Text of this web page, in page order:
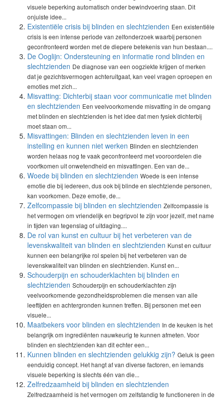
visuele beperking automatisch onder bewindvoering staan. Dit
onjuiste idee...
Existentiële crisis bij blinden en slechtzienden Een existentiële
crisis is een intense periode van zelfonderzoek waarbij personen
geconfronteerd worden met de diepere betekenis van hun bestaan....
De Ooglijn: Ondersteuning en informatie rond blinden en
slechtzienden De diagnose van een oogziekte krijgen of merken
dat je gezichtsvermogen achteruitgaat, kan veel vragen oproepen en
emoties met zich...
Misvatting: Dichterbij staan voor communicatie met blinden
en slechtzienden Een veelvoorkomende misvatting in de omgang
met blinden en slechtzienden is het idee dat men fysiek dichterbij
moet staan om...
Misvattingen: Blinden en slechtzienden leven in een
instelling en kunnen niet werken Blinden en slechtzienden
worden helaas nog te vaak geconfronteerd met vooroordelen die
voortkomen uit onwetendheid en misvattingen. Een van de...
Woede bij blinden en slechtzienden Woede is een intense
emotie die bij iedereen, dus ook bij blinde en slechtziende personen,
kan voorkomen. Deze emotie, de...
Zelfcompassie bij blinden en slechtzienden Zelfcompassie is
het vermogen om vriendelijk en begripvol te zijn voor jezelf, met name
in tijden van tegenslag of uitdaging....
De rol van kunst en cultuur bij het verbeteren van de
levenskwaliteit van blinden en slechtzienden Kunst en cultuur
kunnen een belangrijke rol spelen bij het verbeteren van de
levenskwaliteit van blinden en slechtzienden. Kunst en...
Schouderpijn en schouderklachten bij blinden en
slechtzienden Schouderpijn en schouderklachten zijn
veelvoorkomende gezondheidsproblemen die mensen van alle
leeftijden en achtergronden kunnen treffen. Bij personen met een
visuele...
Maatbekers voor blinden en slechtzienden In de keuken is het
belangrijk om ingrediënten nauwkeurig te kunnen afmeten. Voor
blinden en slechtzienden kan dit echter een...
Kunnen blinden en slechtzienden gelukkig zijn? Geluk is geen
eenduidig concept. Het hangt af van diverse factoren, en iemands
visuele beperking is slechts één van die...
Zelfredzaamheid bij blinden en slechtzienden
Zelfredzaamheid is het vermogen om zelfstandig te functioneren in de